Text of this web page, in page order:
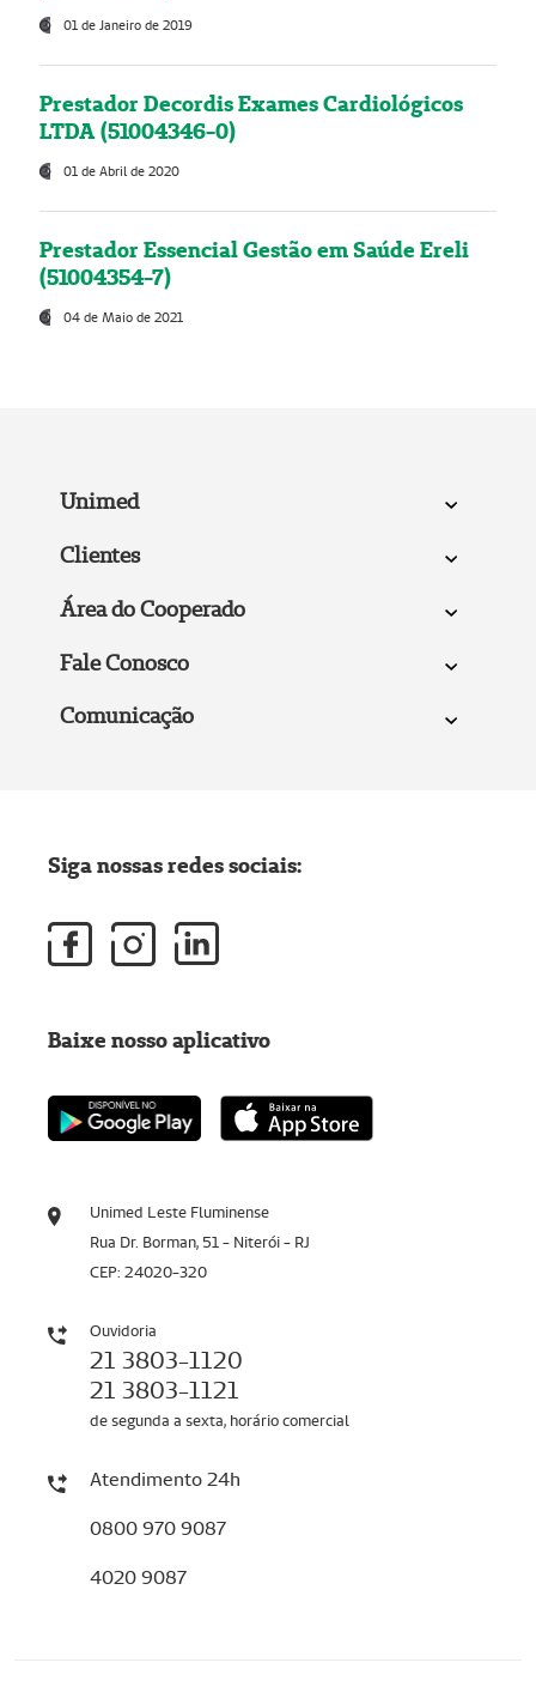
01 de Janeiro de 2019
Prestador Decordis Exames Cardiológicos
LTDA (51004346-0)
01 de Abril de 2020
Prestador Essencial Gestão em Saúde Ereli
(51004354-7)
04 de Maio de 2021
Unimed
Clientes
Área do Cooperado
Fale Conosco
Comunicação
Unimed Leste Fluminense
Rua Dr. Borman, 51 - Niterói - RJ
CEP: 24020-320
Ouvidoria
21 3803-1120
21 3803-1121
de segunda a sexta, horário comercial
Atendimento 24h
0800 970 9087
4020 9087
Siga nossas redes sociais:
Baixe nosso aplicativo